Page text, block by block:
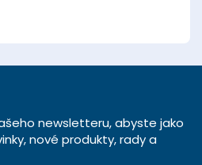
newsletteru, abyste jako
nové produkty, rady a